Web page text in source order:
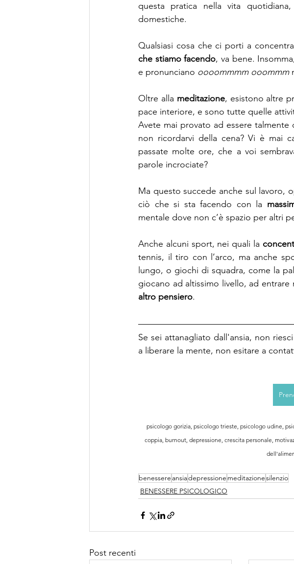
questa pratica nella vita
domestiche.
Qualsiasi cosa che ci porti a
che stiamo facendo, va bene.
e pronunciano oooommmm ooommm
Oltre alla meditazione, esistono altre
pace interiore, e sono tutte quelle
Avete mai provato ad essere talmente
non ricordarvi della cena? Vi è mai
passate molte ore, che a voi
parole incrociate?
Ma questo succede anche sul lavoro,
ciò che si sta facendo con la
mentale dove non c’è spazio per altri
Anche alcuni sport, nei quali la
tennis, il tiro con l’arco, ma anche
lungo, o giochi di squadra, come la
giocano ad altissimo livello, ad entrare
altro pensiero.
Se sei attanagliato dall'ansia, non
a liberare la mente, non esitare a
psicologo gorizia, psicologo trieste, psicologo udine,
coppia, burnout, depressione, crescita personale,
benessere ansiadepressione meditazionesilenzio
BENESSERE PSICOLOGICO
Post recenti